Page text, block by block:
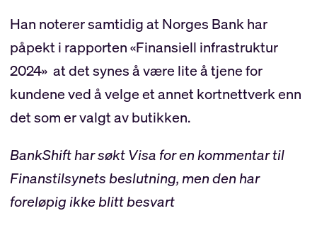
Han noterer samtidig at Norges Bank har
påpekt i rapporten «Finansiell infrastruktur
2024» at det synes å være lite å tjene for
kundene ved å velge et annet kortnettverk enn
det som er valgt av butikken.
BankShift har søkt Visa for en kommentar til
Finanstilsynets beslutning, men den har
foreløpig ikke blitt besvart